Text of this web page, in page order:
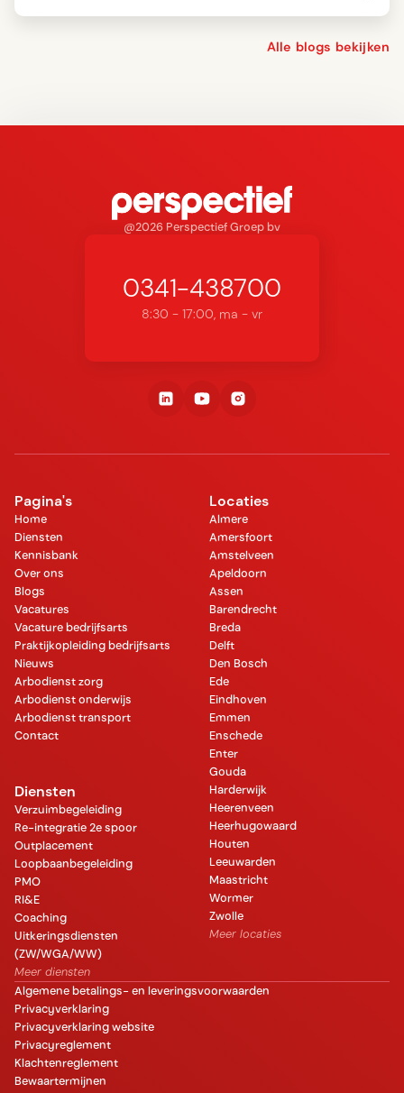
Alle blogs bekijken
@2026 Perspectief Groep bv
0341-438700
8:30 - 17:00, ma - vr
Pagina's
Home
Diensten
Kennisbank
Over ons
Blogs
Vacatures
Vacature bedrijfsarts
Praktijkopleiding bedrijfsarts
Nieuws
Arbodienst zorg
Arbodienst onderwijs
Arbodienst transport
Contact
Diensten
Verzuimbegeleiding
Re-integratie 2e spoor
Outplacement
Loopbaanbegeleiding
PMO
RI&E
Coaching
Uitkeringsdiensten
(ZW/WGA/WW)
Meer diensten
Locaties
Almere
Amersfoort
Amstelveen
Apeldoorn
Assen
Barendrecht
Breda
Delft
Den Bosch
Ede
Eindhoven
Emmen
Enschede
Enter
Gouda
Harderwijk
Heerenveen
Heerhugowaard
Houten
Leeuwarden
Maastricht
Wormer
Zwolle
Meer locaties
Algemene betalings- en leveringsvoorwaarden
Privacyverklaring
Privacyverklaring website
Privacyreglement
Klachtenreglement
Bewaartermijnen